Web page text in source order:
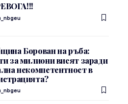
Борован на ръба:
за милиони висят заради
некомпетентност в